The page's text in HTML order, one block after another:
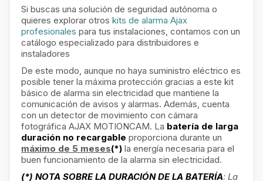
Si buscas una solución de seguridad autónoma o
quieres explorar otros kits de alarma Ajax
profesionales para tus instalaciones, contamos con un
catálogo especializado para distribuidores e
instaladores
De este modo, aunque no haya suministro eléctrico es
posible tener la máxima protección gracias a este kit
básico de alarma sin electricidad que mantiene la
comunicación de avisos y alarmas. Además, cuenta
con un detector de movimiento con cámara
fotográfica AJAX MOTIONCAM. La batería de larga
duración no recargable proporciona durante un
máximo de 5 meses(*) la energía necesaria para el
buen funcionamiento de la alarma sin electricidad.
(*) NOTA SOBRE LA DURACIÓN DE LA BATERÍA: La